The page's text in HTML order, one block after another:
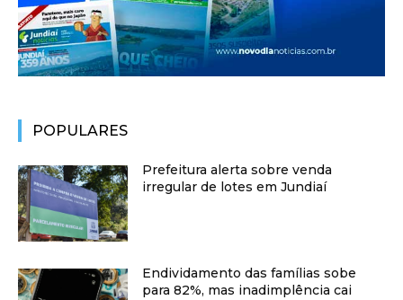
POPULARES
Prefeitura alerta sobre venda
irregular de lotes em Jundiaí
Endividamento das famílias sobe
para 82%, mas inadimplência cai